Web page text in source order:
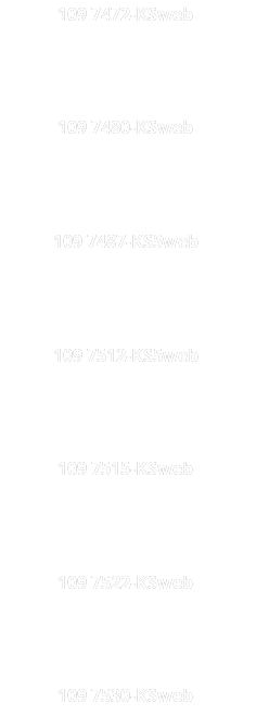
109 7472-KSweb
109 7480-KSweb
109 7487-KS5web
109 7512-KS5web
109 7515-KSweb
109 7522-KSweb
109 7530-KSweb